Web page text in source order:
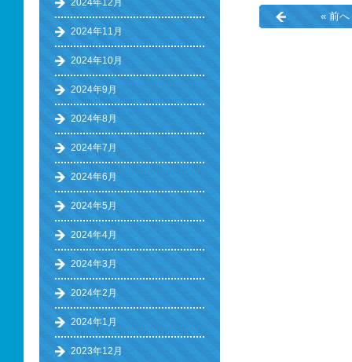
« 前へ
2024年12月
2024年11月
2024年10月
2024年9月
2024年8月
2024年7月
2024年6月
2024年5月
2024年4月
2024年3月
2024年2月
2024年1月
2023年12月